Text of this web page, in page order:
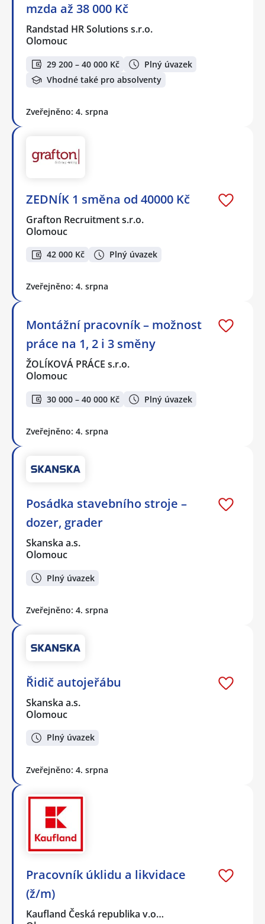
mzda až 38 000 Kč
Randstad HR Solutions s.r.o.
Olomouc
29 200 – 40 000 Kč
Plný úvazek
Vhodné také pro absolventy
Zveřejněno: 4. srpna
ZEDNÍK 1 směna od 40000 Kč
Grafton Recruitment s.r.o.
Olomouc
42 000 Kč Plný úvazek
Zveřejněno: 4. srpna
Montážní pracovník – možnost
práce na 1, 2 i 3 směny
ŽOLÍKOVÁ PRÁCE s.r.o.
Olomouc
30 000 – 40 000 Kč Plný úvazek
Zveřejněno: 4. srpna
Posádka stavebního stroje –
dozer, grader
Skanska a.s.
Olomouc
Plný úvazek
Zveřejněno: 4. srpna
Řidič autojeřábu
Skanska a.s.
Olomouc
Plný úvazek
Zveřejněno: 4. srpna
Pracovník úklidu a likvidace
(ž/m)
Kaufland Česká republika v.o…